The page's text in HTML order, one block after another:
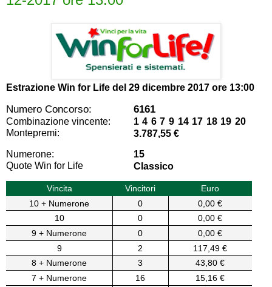
Estrazione Win for Life del 29 dicembre 2017 ore 13:00
Numero Concorso: 6161
Combinazione vincente:
1 4 6 7 9 14 17 18 19 20
Montepremi:
3.787,55 €
Numerone:
15
Quote Win for Life
Classico
Vincita Vincitori
Euro
10 + Numerone
0
0,00 €
10
0
0,00 €
9 + Numerone
0
0,00 €
9
2
117,49 €
8 + Numerone
3
43,80 €
7 + Numerone
16
15,16 €